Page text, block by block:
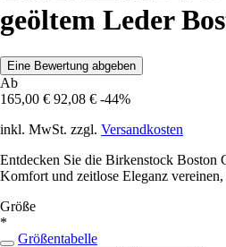
geöltem Leder
Eine Bewertung abgeben
Ab
165,00 € 92,08 € -44%
inkl. MwSt. zzgl. Versandkosten
Entdecken Sie die Birkenstock Boston
Komfort und zeitlose Eleganz
Größe
*
Größentabelle